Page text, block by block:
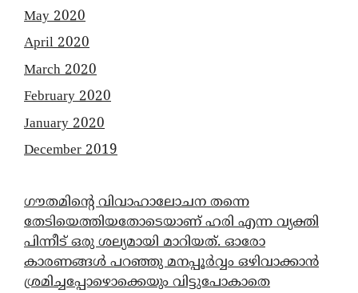
May 2020
April 2020
March 2020
February 2020
January 2020
December 2019
ഗൗതമിന്റെ വിവാഹാലോചന തന്നെ
തേടിയെത്തിയതോടെയാണ് ഹരി എന്ന വ്യക്തി
പിന്നീട് ഒരു ശല്യമായി മാറിയത്. ഓരോ
കാരണങ്ങൾ പറഞ്ഞു മനപ്പൂർവ്വം ഒഴിവാക്കാൻ
ശ്രമിച്ചപ്പോഴൊക്കെയും വിട്ടുപോകാതെ